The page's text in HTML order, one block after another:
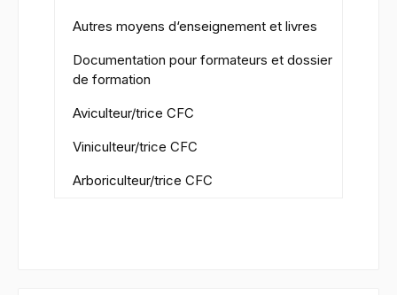
Autres moyens d‘enseignement et livres
Documentation pour formateurs et dossier
de formation
Aviculteur/trice CFC
Viniculteur/trice CFC
Arboriculteur/trice CFC